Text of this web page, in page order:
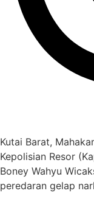
Kutai Barat,
Kepolisian Resor
Boney Wahyu
peredaran gelap